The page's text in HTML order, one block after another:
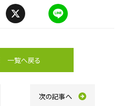
e
一覧へ戻る
次の記事へ